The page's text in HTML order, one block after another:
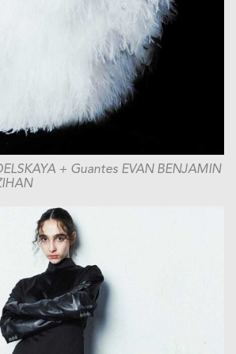
+ Guantes EVAN BENJAMIN